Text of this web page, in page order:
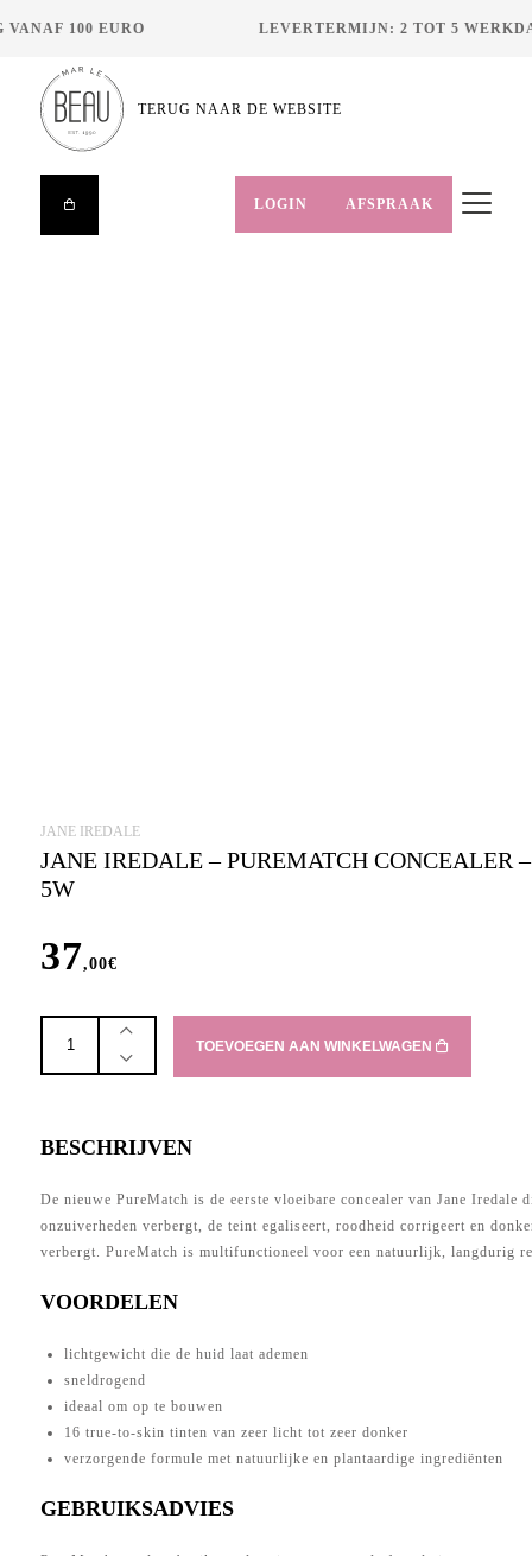
100 EURO LEVERTERMIJN: 2 TOT 5
TERUG NAAR DE WEBSITE
LOGIN AFSPRAAK
JANE IREDALE
JANE IREDALE – PUREMATCH CONCEALER –
5W
37,00€
Iredale
-
-
aantal
TOEVOEGEN AAN WINKELWAGEN
BESCHRIJVEN
De nieuwe PureMatch is de eerste vloeibare concealer van Jane Iredale
onzuiverheden verbergt, de teint egaliseert, roodheid corrigeert en
verbergt. PureMatch is multifunctioneel voor een natuurlijk, langdurig
VOORDELEN
lichtgewicht die de huid laat ademen
sneldrogend
ideaal om op te bouwen
16 true-to-skin tinten van zeer licht tot zeer donker
verzorgende formule met natuurlijke en plantaardige ingrediënten
GEBRUIKSADVIES